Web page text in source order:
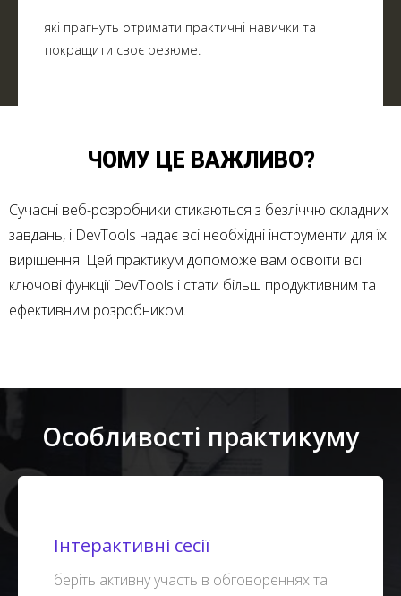
які прагнуть отримати практичні навички та
покращити своє резюме.
ЧОМУ ЦЕ ВАЖЛИВО?
Сучасні веб-розробники стикаються з безліччю складних
завдань, і DevTools надає всі необхідні інструменти для їх
вирішення. Цей практикум допоможе вам освоїти всі
ключові функції DevTools і стати більш продуктивним та
ефективним розробником.
Особливості практикуму
Інтерактивні сесії
беріть активну участь в обговореннях та